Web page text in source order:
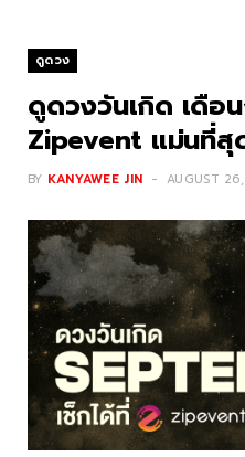
ดูดวง
ดูดวงวันเกิด เดือ
Zipevent แม่นที่สุ
BY KANYAWEE JIN AUGUST